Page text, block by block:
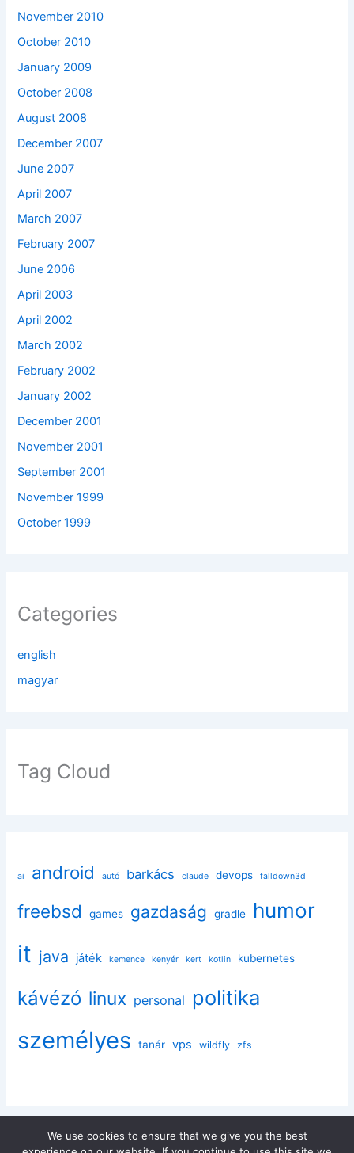
November 2010
October 2010
January 2009
October 2008
August 2008
December 2007
June 2007
April 2007
March 2007
February 2007
June 2006
April 2003
April 2002
March 2002
February 2002
January 2002
December 2001
November 2001
September 2001
November 1999
October 1999
Categories
english
magyar
Tag Cloud
ai android autó barkács claude devops falldown3d
freebsd games gazdaság gradle humor
it java játék kemence kenyér kert kotlin kubernetes
kávézó linux personal politika
személyes tanár vps wildfly zfs
We use cookies to ensure that we give you the best